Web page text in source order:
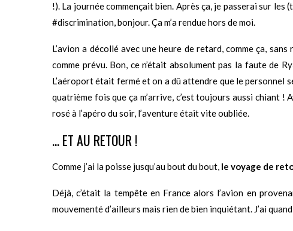
!). La journée commençait bien. Après ça, je passerai sur
#discrimination, bonjour. Ça m’a rendue hors de moi.
L’avion a décollé avec une heure de retard, comme ça,
comme prévu. Bon, ce n’était absolument pas la faute
L’aéroport était fermé et on a dû attendre que le personnel
quatrième fois que ça m’arrive, c’est toujours aussi chiant
rosé à l’apéro du soir, l’aventure était vite oubliée.
… ET AU RETOUR !
Comme j’ai la poisse jusqu’au bout du bout, le voyage de
Déjà, c’était la tempête en France alors l’avion en
mouvementé d’ailleurs mais rien de bien inquiétant. J’ai